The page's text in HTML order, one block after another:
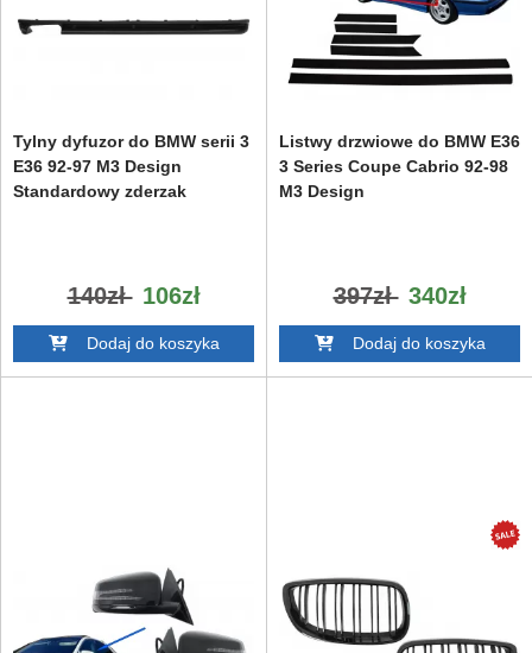
Tylny dyfuzor do BMW serii 3
E36 92-97 M3 Design
Standardowy zderzak
140zł 106zł
Dodaj do koszyka
Listwy drzwiowe do BMW E36
3 Series Coupe Cabrio 92-98
M3 Design
397zł 340zł
Dodaj do koszyka